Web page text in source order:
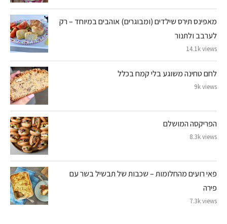
מאפינס תירס שילדים (ומבוגרים) אוהבים במיוחד – רק
לערבב ולתנור
14.1k views
לחם טחינה משוגע בלי קמח בכלל
9k views
הפריקסה המושלם
8.3k views
פאי רועים מהחלומות – שכבות של תבשיל בשר עם
פירה
7.3k views